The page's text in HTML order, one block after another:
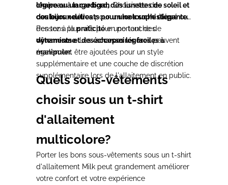
chapeau à large bord, des lunettes de soleil et
des bijoux délicats pour une touche élégante.
légère ou un cardigan. Choisissez des
couleurs neutrespourun look sophistiquéou
des tons plus vifs pour une touche de
dynamisme. Lesécharpes légèrespeuvent
également être ajoutées pour un style
supplémentaire et une couche de discrétion
supplémentaire lors de l'allaitement en public.
Pensez à lapraticitéen portant des
vêtements et des accessoires faciles à
manipuler.
Quels sous-vêtements
choisir sous un t-shirt
d'allaitement
multicolore?
Porter les bons sous-vêtements sous un t-shirt
d'allaitement Milk peut grandement améliorer
votre confort et votre expérience